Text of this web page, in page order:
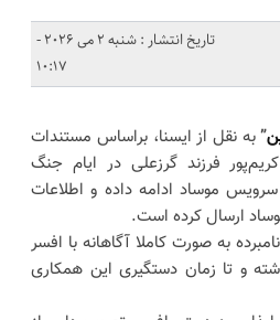
تاریخ انتشار : شنبه 2 می 2026 -
10:17
”به نقل از ایسنا، براساس مستندات
فرزند گرزعلی در ایام جنگ
موساد ادامه داده و اطلاعات
ارسال کرده است.
به صورت کاملا آگاهانه با افسر
و تا زمان دستگیری این همکاری